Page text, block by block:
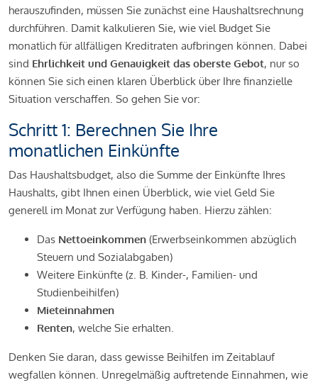
herauszufinden, müssen Sie zunächst eine Haushaltsrechnung
durchführen. Damit kalkulieren Sie, wie viel Budget Sie
monatlich für allfälligen Kreditraten aufbringen können. Dabei
sind Ehrlichkeit und Genauigkeit das oberste Gebot, nur so
können Sie sich einen klaren Überblick über Ihre finanzielle
Situation verschaffen. So gehen Sie vor:
Schritt 1: Berechnen Sie Ihre
monatlichen Einkünfte
Das Haushaltsbudget, also die Summe der Einkünfte Ihres
Haushalts, gibt Ihnen einen Überblick, wie viel Geld Sie
generell im Monat zur Verfügung haben. Hierzu zählen:
Das Nettoeinkommen (Erwerbseinkommen abzüglich
Steuern und Sozialabgaben)
Weitere Einkünfte (z. B. Kinder-, Familien- und
Studienbeihilfen)
Mieteinnahmen
Renten, welche Sie erhalten.
Denken Sie daran, dass gewisse Beihilfen im Zeitablauf
wegfallen können. Unregelmäßig auftretende Einnahmen, wie